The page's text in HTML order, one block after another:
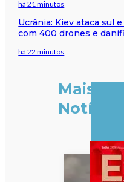
há 21 minutos
Ucrânia: Kiev ataca sul
com 400 drones e
há 22 minutos
Mais
Notícias